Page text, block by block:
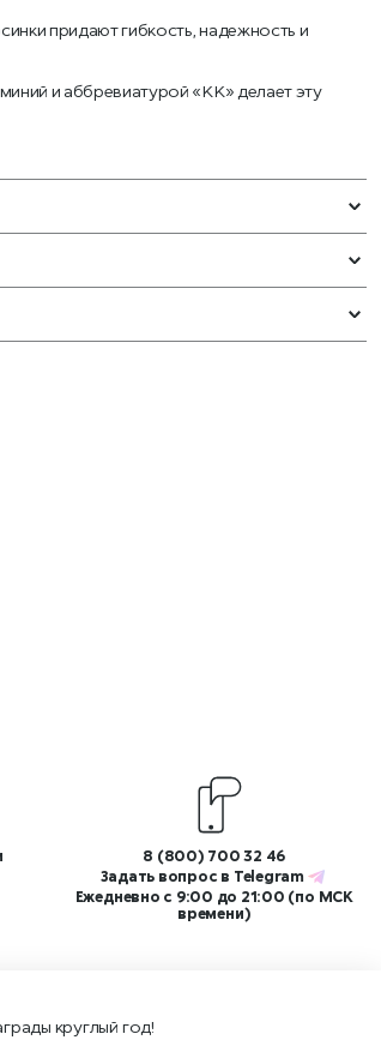
придают гибкость, надежность и
и аббревиатурой «КК» делает эту
8 (800) 700 32 46
Задать вопрос в Telegram
Ежедневно с 9:00 до 21:00 (по МСК
времени)
круглый год!